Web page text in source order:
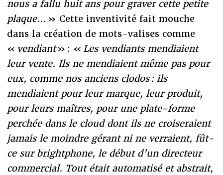
nous a fallu huit ans pour graver cette petite
plaque… » Cette inventivité fait mouche
dans la création de mots-valises comme
« vendiant» : « Les vendiants mendiaient
leur vente. Ils ne mendiaient même pas pour
eux, comme nos anciens clodos : ils
mendiaient pour leur marque, leur produit,
pour leurs maîtres, pour une plate-forme
perchée dans le cloud dont ils ne croiseraient
jamais le moindre gérant ni ne verraient, fût-
ce sur brightphone, le début d’un directeur
commercial. Tout était automatisé et abstrait,